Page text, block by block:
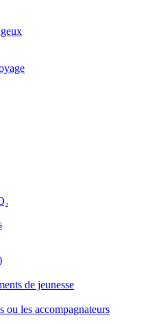
de jeunesse
ou les accompagnateurs